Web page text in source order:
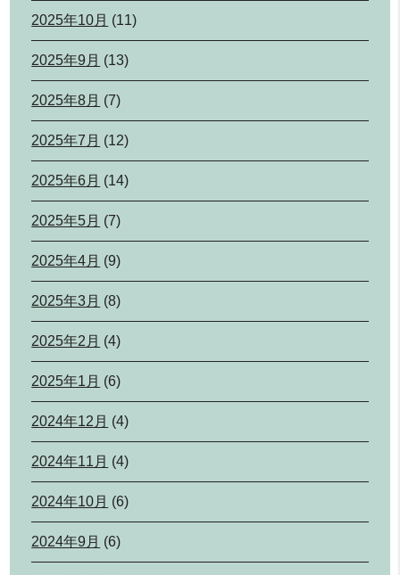
2025年10月 (11)
2025年9月 (13)
2025年8月 (7)
2025年7月 (12)
2025年6月 (14)
2025年5月 (7)
2025年4月 (9)
2025年3月 (8)
2025年2月 (4)
2025年1月 (6)
2024年12月 (4)
2024年11月 (4)
2024年10月 (6)
2024年9月 (6)